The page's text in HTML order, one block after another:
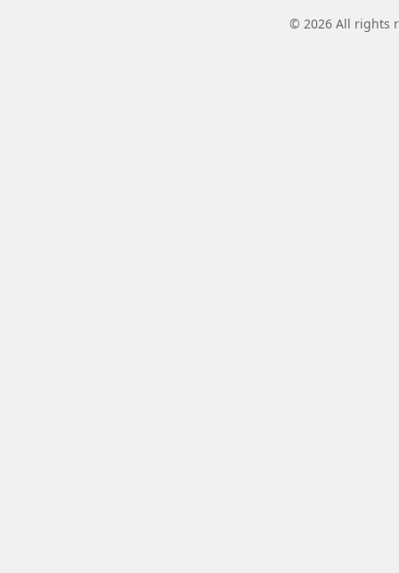
© 2026 All rights